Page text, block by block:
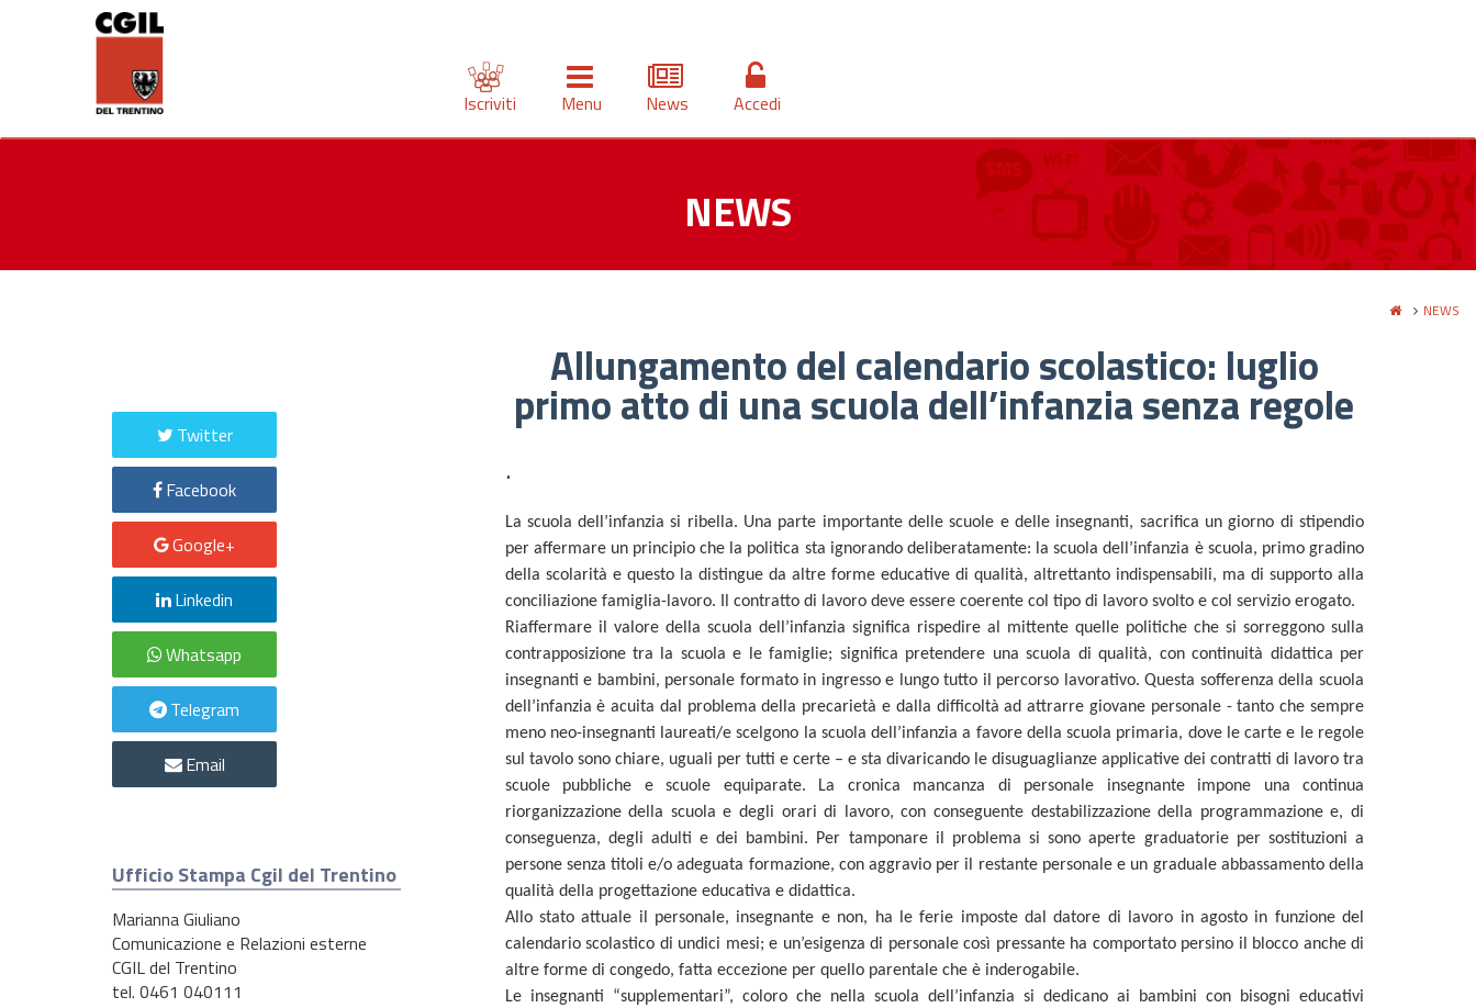
Iscriviti Menu News Accedi
NEWS
NEWS
Allungamento del calendario scolastico: luglio
primo atto di una scuola dell’infanzia senza regole
.
La scuola dell’infanzia si ribella. Una parte importante delle scuole e delle insegnanti, sacrifica un giorno di stipendio
per affermare un principio che la politica sta ignorando deliberatamente: la scuola dell’infanzia è scuola, primo gradino
della scolarità e questo la distingue da altre forme educative di qualità, altrettanto indispensabili, ma di supporto alla
conciliazione famiglia-lavoro. Il contratto di lavoro deve essere coerente col tipo di lavoro svolto e col servizio erogato.
Riaffermare il valore della scuola dell’infanzia significa rispedire al mittente quelle politiche che si sorreggono sulla
contrapposizione tra la scuola e le famiglie; significa pretendere una scuola di qualità, con continuità didattica per
insegnanti e bambini, personale formato in ingresso e lungo tutto il percorso lavorativo. Questa sofferenza della scuola
dell’infanzia è acuita dal problema della precarietà e dalla difficoltà ad attrarre giovane personale - tanto che sempre
meno neo-insegnanti laureati/e scelgono la scuola dell’infanzia a favore della scuola primaria, dove le carte e le regole
sul tavolo sono chiare, uguali per tutti e certe – e sta divaricando le disuguaglianze applicative dei contratti di lavoro tra
scuole pubbliche e scuole equiparate. La cronica mancanza di personale insegnante impone una continua
riorganizzazione della scuola e degli orari di lavoro, con conseguente destabilizzazione della programmazione e, di
conseguenza, degli adulti e dei bambini. Per tamponare il problema si sono aperte graduatorie per sostituzioni a
persone senza titoli e/o adeguata formazione, con aggravio per il restante personale e un graduale abbassamento della
qualità della progettazione educativa e didattica.
Allo stato attuale il personale, insegnante e non, ha le ferie imposte dal datore di lavoro in agosto in funzione del
calendario scolastico di undici mesi; e un’esigenza di personale così pressante ha comportato persino il blocco anche di
altre forme di congedo, fatta eccezione per quello parentale che è inderogabile.
Le insegnanti “supplementari”, coloro che nella scuola dell’infanzia si dedicano ai bambini con bisogni educativi
Twitter
Facebook
Google+
Linkedin
Whatsapp
Telegram
Email
Ufficio Stampa Cgil del Trentino
Marianna Giuliano
Comunicazione e Relazioni esterne
CGIL del Trentino
tel. 0461 040111